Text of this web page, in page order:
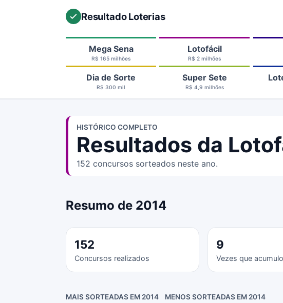
Resultado Loterias
Mega Sena
R$ 165 milhões
Lotofácil
R$ 2 milhões
Dia de Sorte
R$ 300 mil
Super Sete
R$ 4,9 milhões
HISTÓRICO COMPLETO
Resultados da
152 concursos sorteados neste ano.
Resumo de 2014
152
Concursos realizados
9
Vezes que
MAIS SORTEADAS EM 2014 MENOS SORTEADAS EM 2014